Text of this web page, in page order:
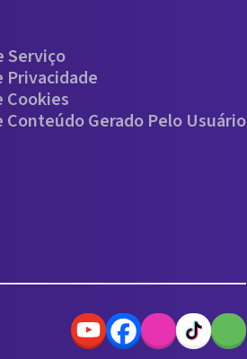
Serviço
Privacidade
Cookies
Conteúdo Gerado Pelo Usuário